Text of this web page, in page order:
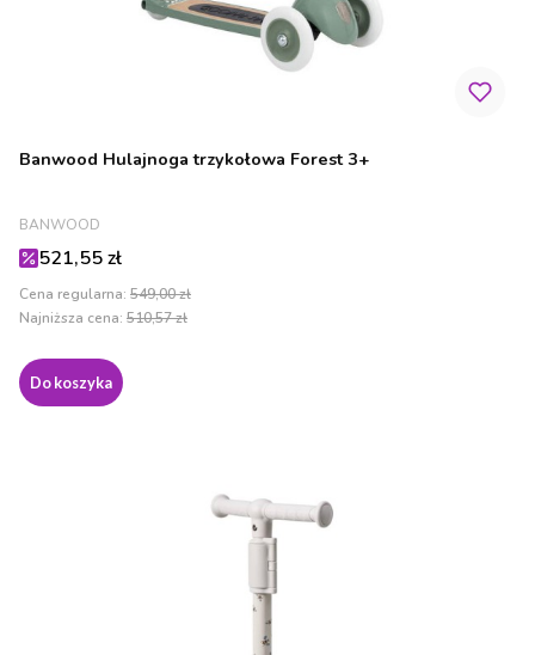
Banwood Hulajnoga trzykołowa Forest 3+
PRODUCENT
BANWOOD
Cena promocyjna
521,55 zł
Cena regularna: 549,00 zł
Najniższa cena: 510,57 zł
Do koszyka